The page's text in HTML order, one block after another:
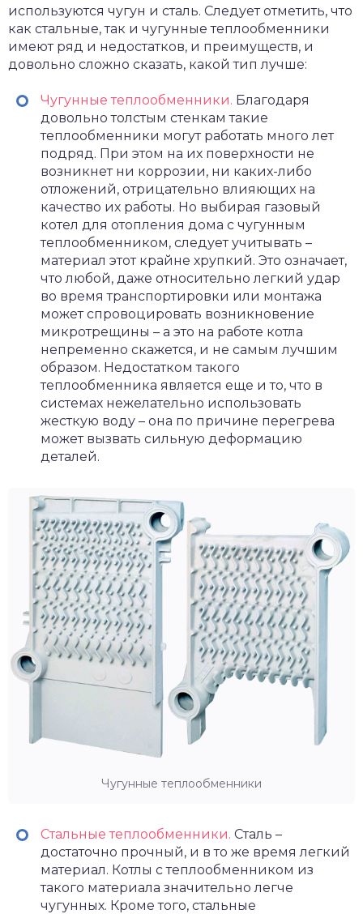
используются чугун и сталь. Следует отметить, что
как стальные, так и чугунные теплообменники
имеют ряд и недостатков, и преимуществ, и
довольно сложно сказать, какой тип лучше:
Чугунные теплообменники. Благодаря
довольно толстым стенкам такие
теплообменники могут работать много лет
подряд. При этом на их поверхности не
возникнет ни коррозии, ни каких-либо
отложений, отрицательно влияющих на
качество их работы. Но выбирая газовый
котел для отопления дома с чугунным
теплообменником, следует учитывать –
материал этот крайне хрупкий. Это означает,
что любой, даже относительно легкий удар
во время транспортировки или монтажа
может спровоцировать возникновение
микротрещины – а это на работе котла
непременно скажется, и не самым лучшим
образом. Недостатком такого
теплообменника является еще и то, что в
системах нежелательно использовать
жесткую воду – она по причине перегрева
может вызвать сильную деформацию
деталей.
Чугунные теплообменники
Стальные теплообменники. Сталь –
достаточно прочный, и в то же время легкий
материал. Котлы с теплообменником из
такого материала значительно легче
чугунных. Кроме того, стальные